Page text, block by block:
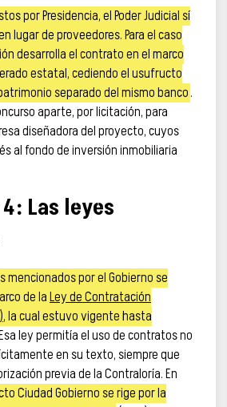
por Presidencia, el Poder Judicial sí
lugar de proveedores. Para el caso
desarrolla el contrato en el marco
estatal, cediendo el usufructo
separado del mismo banco.
aparte, por licitación, para
diseñadora del proyecto, cuyos
al fondo de inversión inmobiliaria
Las leyes
mencionados por el Gobierno se
de laLey de Contratación
, la cual estuvo vigente hasta
ley permitía el uso de contratos no
en su texto, siempre que
previa de la Contraloría. En
Ciudad Gobierno se rige por la